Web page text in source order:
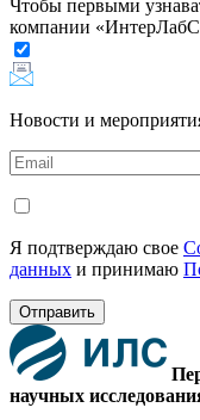
Чтобы первыми
компании
Новости и
Я подтверждаю свое
данных и принимаю
Отправить
научных